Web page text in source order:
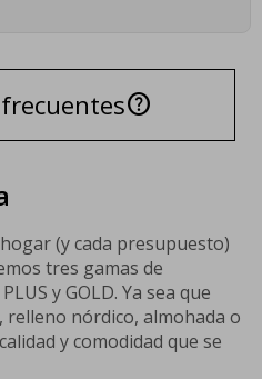
help
hogar (y cada presupuesto)
tres gamas de
y GOLD. Ya sea que
nórdico, almohada o
y comodidad que se